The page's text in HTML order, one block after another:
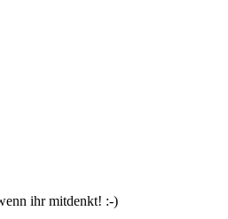
ihr mitdenkt! :-)